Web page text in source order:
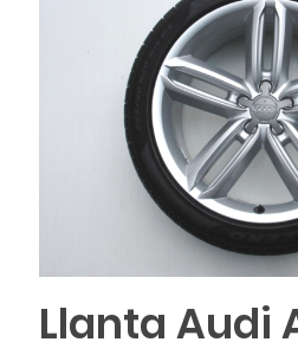
Llanta Audi